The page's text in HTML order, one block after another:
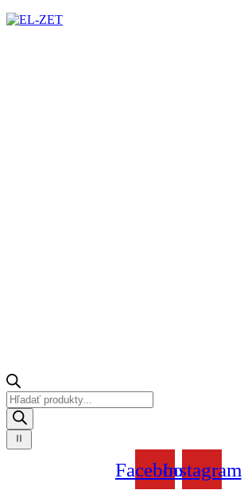
Products
search
FacebookInstagram